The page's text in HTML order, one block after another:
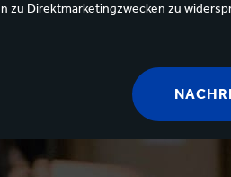
Direktmarketingzwecken zu